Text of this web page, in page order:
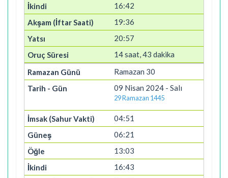
16:42
19:36
20:57
14 saat, 43 dakika
Ramazan 30
09 Nisan 2024 - Salı
29 Ramazan 1445
04:51
06:21
13:03
16:43